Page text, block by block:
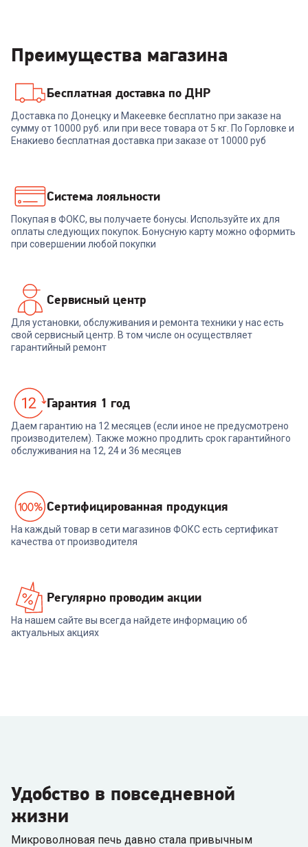
Преимущества магазина
Бесплатная доставка по ДНР
Доставка по Донецку и Макеевке бесплатно при заказе на
сумму от 10000 руб. или при весе товара от 5 кг. По Горловке и
Енакиево бесплатная доставка при заказе от 10000 руб
Система лояльности
Покупая в ФОКС, вы получаете бонусы. Используйте их для
оплаты следующих покупок. Бонусную карту можно оформить
при совершении любой покупки
Сервисный центр
Для установки, обслуживания и ремонта техники у нас есть
свой сервисный центр. В том числе он осуществляет
гарантийный ремонт
Гарантия 1 год
Даем гарантию на 12 месяцев (если иное не предусмотрено
производителем). Также можно продлить срок гарантийного
обслуживания на 12, 24 и 36 месяцев
Cертифицированная продукция
На каждый товар в сети магазинов ФОКС есть сертификат
качества от производителя
Регулярно проводим акции
На нашем сайте вы всегда найдете информацию об
актуальных акциях
Удобство в повседневной
жизни
Микроволновая печь давно стала привычным